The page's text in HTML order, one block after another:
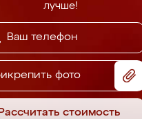
лучше!
фото
Рассчитать стоимость